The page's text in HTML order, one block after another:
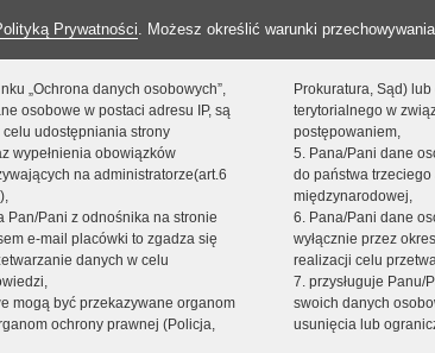
Prywatności. Możesz określić warunki
„Ochrona danych osobowych”,
osobowe w postaci adresu IP, są
udostępniania strony
wypełnienia obowiązków
na administratorze(art.6
Pan/Pani z odnośnika na stronie
e-mail placówki to zgadza się
danych w celu
mogą być przekazywane organom
ochrony prawnej (Policja,
Prokuratura, Sąd)
terytorialnego w
postępowaniem,
5. Pana/Pani dane
do państwa
międzynarodowej,
6. Pana/Pani dane
wyłącznie przez
realizacji celu
7. przysługuje Panu/
swoich danych
usunięcia lub